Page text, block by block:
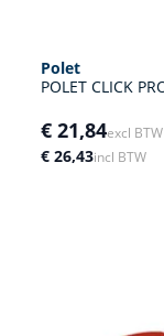
Polet
POLET CLICK
€ 21,84excl BTW
€ 26,43incl BTW